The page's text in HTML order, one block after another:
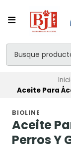
Aceite Para
BIOLINE
Aceite
Perros Y